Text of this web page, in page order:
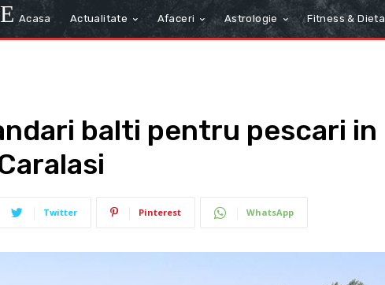
Acasa Actualitate Afaceri Astrologie Fitness & Dieta
balti pentru pescari in
Twitter Pinterest WhatsApp